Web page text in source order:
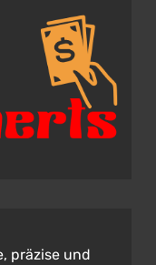
präzise und